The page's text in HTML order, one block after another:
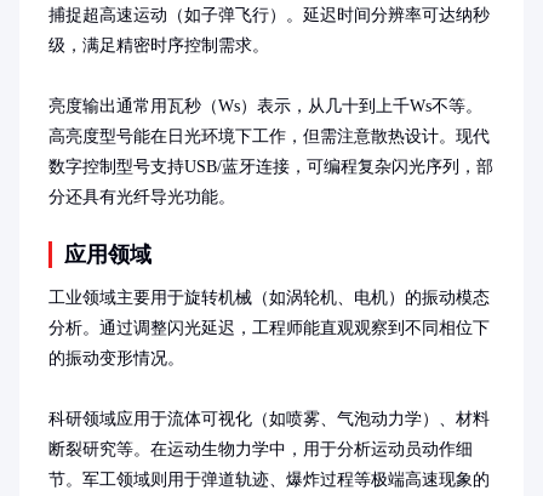
捕捉超高速运动（如子弹飞行）。延迟时间分辨率可达纳秒
级，满足精密时序控制需求。
亮度输出通常用瓦秒（Ws）表示，从几十到上千Ws不等。
高亮度型号能在日光环境下工作，但需注意散热设计。现代
数字控制型号支持USB/蓝牙连接，可编程复杂闪光序列，部
分还具有光纤导光功能。
应用领域
工业领域主要用于旋转机械（如涡轮机、电机）的振动模态
分析。通过调整闪光延迟，工程师能直观观察到不同相位下
的振动变形情况。
科研领域应用于流体可视化（如喷雾、气泡动力学）、材料
断裂研究等。在运动生物力学中，用于分析运动员动作细
节。军工领域则用于弹道轨迹、爆炸过程等极端高速现象的